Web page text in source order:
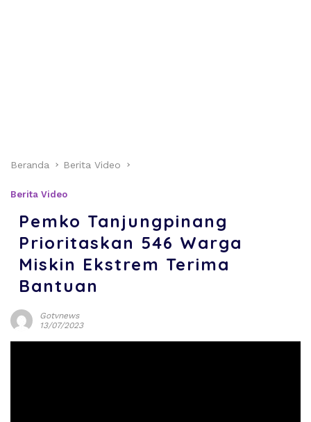
Beranda Berita Video
Berita Video
Pemko Tanjungpinang
Prioritaskan 546 Warga
Miskin Ekstrem Terima
Bantuan
Gotvnews
13/07/2023